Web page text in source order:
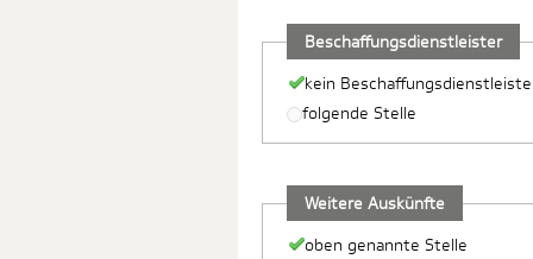
Beschaffungsdienstleister
kein
folgende Stelle
Weitere Auskünfte
oben genannte Stelle